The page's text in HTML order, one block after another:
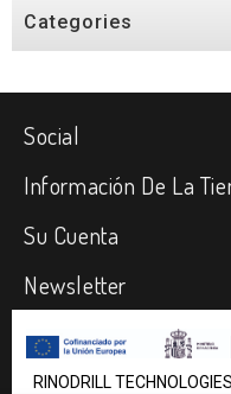
Categories
Social
Información De La
Su Cuenta
Newsletter
RINODRILL